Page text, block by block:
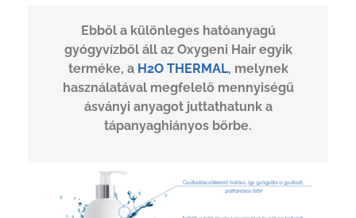
Ebből a különleges hatóanyagú
gyógyvízből áll az Oxygeni Hair egyik
terméke, a H2O THERMAL, melynek
használatával megfelelő mennyiségű
ásványi anyagot juttathatunk a
tápanyaghiányos bőrbe.